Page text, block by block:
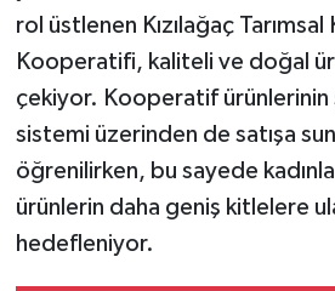
rol üstlenen Kızılağaç Tarımsal
Kooperatifi, kaliteli ve doğal
çekiyor. Kooperatif
sistemi üzerinden de satışa
öğrenilirken, bu sayede
ürünlerin daha geniş kitlelere
hedefleniyor.